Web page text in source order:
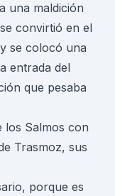
una maldición
convirtió en el
se colocó una
entrada del
que pesaba
los Salmos con
Trasmoz, sus
porque es